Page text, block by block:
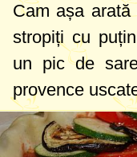
Cam așa
stropiți cu
un pic de
provence